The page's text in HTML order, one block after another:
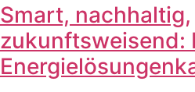
Smart, nachhaltig,
zukunftsweisend: